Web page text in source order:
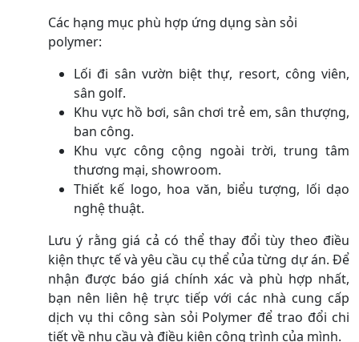
Các hạng mục phù hợp ứng dụng sàn sỏi
polymer:
Lối đi sân vườn biệt thự, resort, công viên,
sân golf.
Khu vực hồ bơi, sân chơi trẻ em, sân thượng,
ban công.
Khu vực công cộng ngoài trời, trung tâm
thương mại, showroom.
Thiết kế logo, hoa văn, biểu tượng, lối dạo
nghệ thuật.
Lưu ý rằng giá cả có thể thay đổi tùy theo điều
kiện thực tế và yêu cầu cụ thể của từng dự án. Để
nhận được báo giá chính xác và phù hợp nhất,
bạn nên liên hệ trực tiếp với các nhà cung cấp
dịch vụ thi công sàn sỏi Polymer để trao đổi chi
tiết về nhu cầu và điều kiện công trình của mình.